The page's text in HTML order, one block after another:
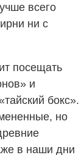
всего
ни с
посещать
и
бокс».
но
в наши дни